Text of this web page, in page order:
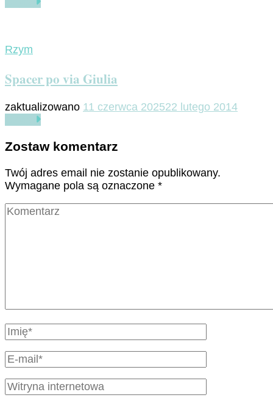
Rzym
Spacer po via Giulia
zaktualizowano 11 czerwca 202522 lutego 2014
Zostaw komentarz
Twój adres email nie zostanie opublikowany.
Wymagane pola są oznaczone *